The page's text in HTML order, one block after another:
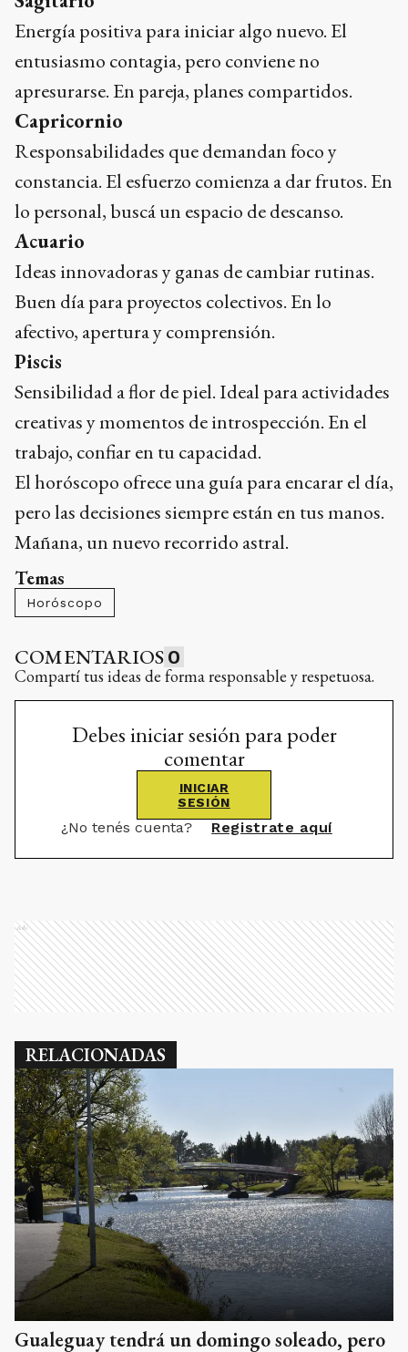
Energía positiva para iniciar algo nuevo. El
entusiasmo contagia, pero conviene no
apresurarse. En pareja, planes compartidos.
Capricornio
Responsabilidades que demandan foco y
constancia. El esfuerzo comienza a dar frutos. En
lo personal, buscá un espacio de descanso.
Acuario
Ideas innovadoras y ganas de cambiar rutinas.
Buen día para proyectos colectivos. En lo
afectivo, apertura y comprensión.
Piscis
Sensibilidad a flor de piel. Ideal para actividades
creativas y momentos de introspección. En el
trabajo, confiar en tu capacidad.
El horóscopo ofrece una guía para encarar el día,
pero las decisiones siempre están en tus manos.
Mañana, un nuevo recorrido astral.
Temas
Horóscopo
COMENTARIOS 0
Compartí tus ideas de forma responsable y respetuosa.
Debes iniciar sesión para poder
comentar
INICIAR
SESIÓN
¿No tenés cuenta? Registrate aquí
Ads
RELACIONADAS
Gualeguay tendrá un domingo soleado, pero